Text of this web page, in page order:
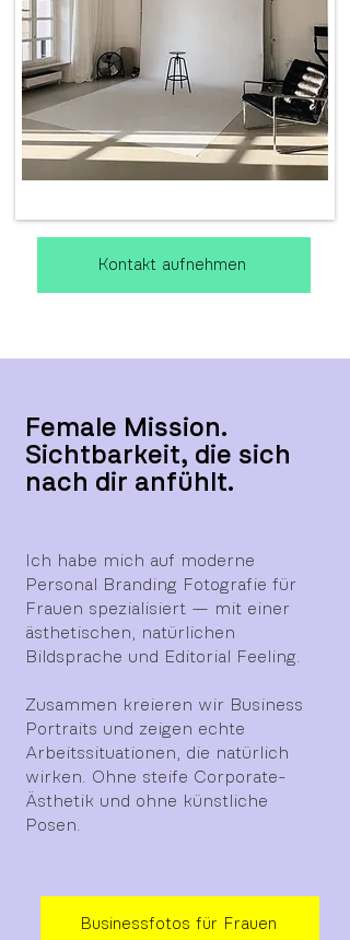
Kontakt aufnehmen
Female Mission.
Sichtbarkeit, die sich
nach dir anfühlt.
Ich habe mich auf moderne
Personal Branding Fotografie für
Frauen spezialisiert — mit einer
ästhetischen, natürlichen
Bildsprache und Editorial Feeling.
Zusammen kreieren wir Business
Portraits und zeigen echte
Arbeitssituationen, die natürlich
wirken. Ohne steife Corporate-
Ästhetik und ohne künstliche
Posen.
Businessfotos für Frauen